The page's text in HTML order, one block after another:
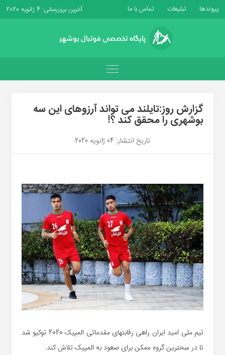
پیوندها تبلیغات تماس با ما آخرین بروزرسانی: 4 ژانویه 2020
گزارش روز:تایلند می تواند آرزوهای این سه
بوشهری را محقق کند ؟!
تاریخ انتشار: 04 ژانویه 2020
تیم ملی امید ایران راهی رقابتهای مقدماتی المپیک 2020 توکیو شد
تا در سخترین گروه ممکن برای صعود به المپیک تلاش کند.